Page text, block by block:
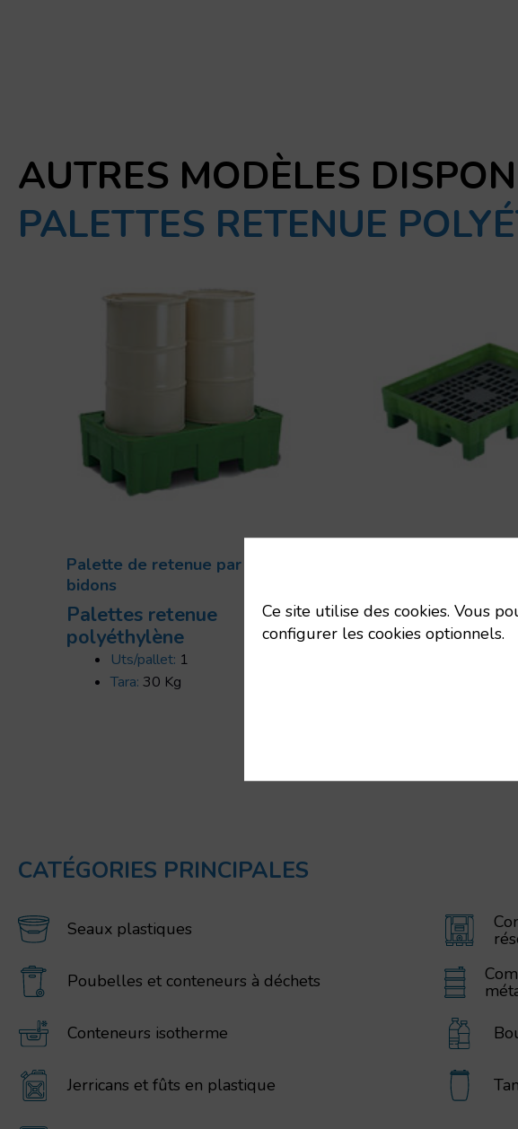
AUTRES MODÈLES
PALETTES RETENUE
Palette de retenue par 2
bidons
Palettes retenue
polyéthylène
Uts/pallet: 1
Tara: 30 Kg
Palettes retenue
polyéthylène
CATÉGORIES PRINCIPALES
Seaux plastiques
Poubelles et conteneurs à déchets
Conteneurs isotherme
Jerricans et fûts en plastique
Ce site utilise des cookies. Vous
configurer les cookies optionnels.